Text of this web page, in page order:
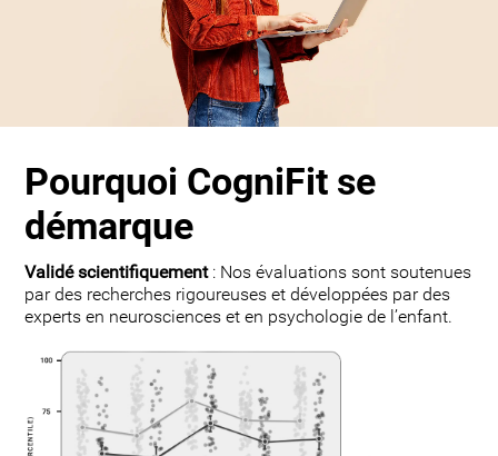
Pourquoi CogniFit se
démarque
Validé scientifiquement: Nos évaluations sont soutenues
par des recherches rigoureuses et développées par des
experts en neurosciences et en psychologie de l’enfant.